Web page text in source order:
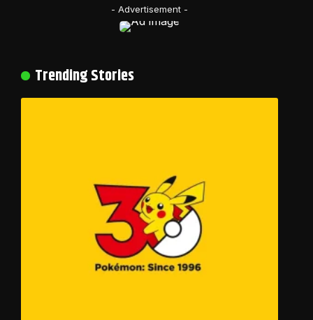
- Advertisement -
Trending Stories